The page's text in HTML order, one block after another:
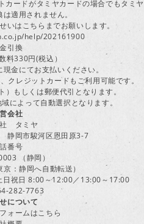
ードがタミヤカードの場合でもタミヤ
適用されません。
はこちらまでお願いします。
help/202161900
引換
料330円(税込）
金にてお支払いください。
レジットカードもご利用可能です。
）もしくは郵便代引となります。
によって自動選択となります。
会社
タミヤ
静岡市駿河区恩田原3-7
番号
（静岡）
：静岡へ自動転送）
祝日 8:00～12:00／13:00～17:00
282-7763
について
ォームはこちら